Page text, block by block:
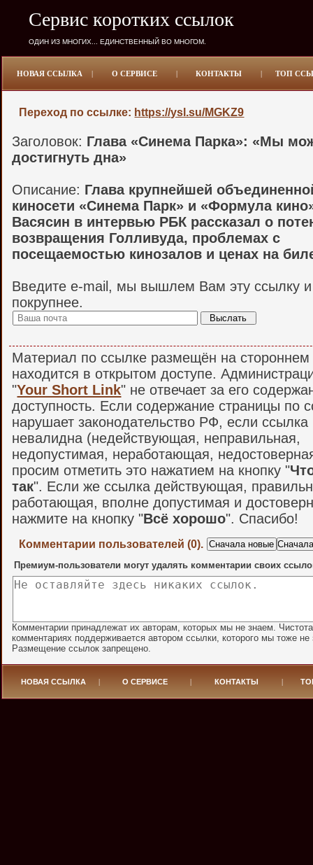
Сервис коротких ссылок
ОДИН ИЗ МНОГИХ... ЕДИНСТВЕННЫЙ ВО МНОГОМ.
НОВАЯ ССЫЛКА | О СЕРВИСЕ | КОНТАКТЫ | ТОП
Переход по ссылке: https://ysl.su/MGKZ9
Заголовок: Глава «Синема Парка»: «Мы
достигнуть дна»
Описание: Глава крупнейшей
киносети «Синема Парк» и «Формула
Васясин в интервью РБК рассказал о
возвращения Голливуда, проблемах с
посещаемостью кинозалов и ценах на
Введите e-mail, мы вышлем Вам эту ссылку
покрупнее.
Материал по ссылке размещён на стороннем
находится в открытом доступе.
"Your Short Link" не отвечает за его
доступность. Если содержание страницы по
нарушает законодательство РФ, если ссылка
невалидна (недействующая, неправильная,
недопустимая, неработающая,
просим отметить это нажатием на кнопку "
так". Если же ссылка действующая,
работающая, вполне допустимая и
нажмите на кнопку "Всё хорошо". Спасибо!
Комментарии пользователей (0).
Премиум-пользователи могут удалять комментарии своих
Комментарии принадлежат их авторам, которых мы не знаем.
комментариях поддерживается автором ссылки, которого мы тоже не
Размещение ссылок запрещено.
НОВАЯ ССЫЛКА О СЕРВИСЕ КОНТАКТЫ